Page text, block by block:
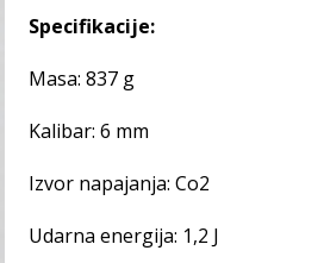
Specifikacije:
Masa: 837 g
Kalibar: 6 mm
Izvor napajanja: Co2
Udarna energija: 1,2 J